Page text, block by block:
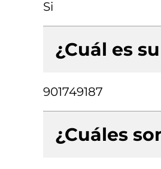
Si
¿Cuál es
901749187
¿Cuáles